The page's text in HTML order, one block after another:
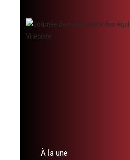
À la une